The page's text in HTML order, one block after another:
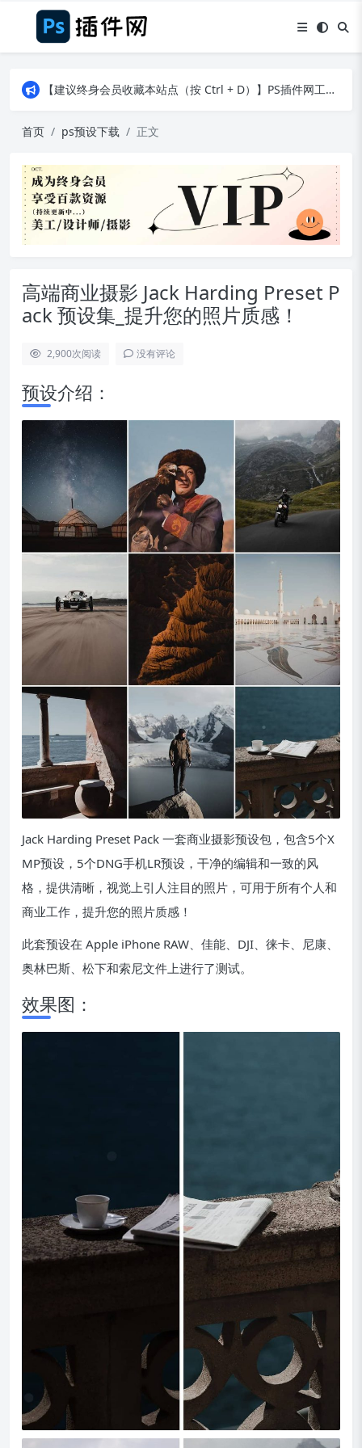
【建议终身会员收藏本站点（按 Ctrl + D）】PS插件网工作日8：30准时更新！（特殊原因除外）
【建议终身会员收藏本站点（按 Ctrl + D）】PS插件网工作日8：30准时更新！（特殊原因除外）
首页 ps预设下载 正文
高端商业摄影 Jack Harding Preset P
ack 预设集_提升您的照片质感！
2,900次阅读 没有评论
预设介绍：
Jack Harding Preset Pack 一套商业摄影预设包，包含5个X
MP预设，5个DNG手机LR预设，干净的编辑和一致的风
格，提供清晰，视觉上引人注目的照片，可用于所有个人和
商业工作，提升您的照片质感！
此套预设在 Apple iPhone RAW、佳能、DJI、徕卡、尼康、
奥林巴斯、松下和索尼文件上进行了测试。
效果图：